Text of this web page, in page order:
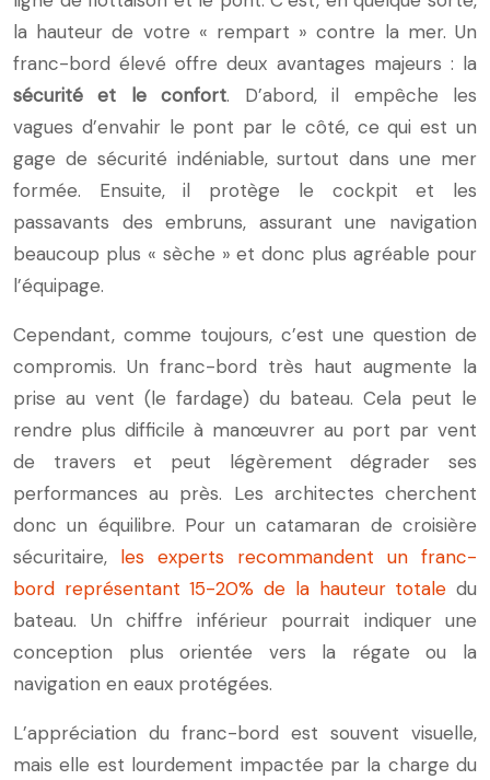
la hauteur de votre « rempart » contre la mer. Un
franc-bord élevé offre deux avantages majeurs : la
sécurité et le confort. D’abord, il empêche les
vagues d’envahir le pont par le côté, ce qui est un
gage de sécurité indéniable, surtout dans une mer
formée. Ensuite, il protège le cockpit et les
passavants des embruns, assurant une navigation
beaucoup plus « sèche » et donc plus agréable pour
l’équipage.
Cependant, comme toujours, c’est une question de
compromis. Un franc-bord très haut augmente la
prise au vent (le fardage) du bateau. Cela peut le
rendre plus difficile à manœuvrer au port par vent
de travers et peut légèrement dégrader ses
performances au près. Les architectes cherchent
donc un équilibre. Pour un catamaran de croisière
sécuritaire, les experts recommandent un franc-
bord représentant 15-20% de la hauteur totale du
bateau. Un chiffre inférieur pourrait indiquer une
conception plus orientée vers la régate ou la
navigation en eaux protégées.
L’appréciation du franc-bord est souvent visuelle,
mais elle est lourdement impactée par la charge du